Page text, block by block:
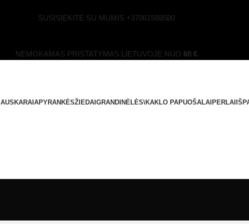
SUSISIEKITE SU MUMIS +37061588580
NEMOKAMAS PRISTATYMAS LIETUVOJE NUO 60 €
AUSKARAI APYRANKĖSŽIEDAI GRANDINĖLĖS\KAKLO PAPUOŠALAI PERLAI